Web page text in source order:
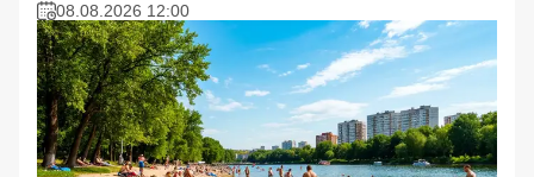
08.08.2026 12:00